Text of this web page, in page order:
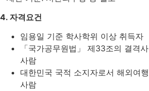
4. 자격요건
임용일 기준 학사학위 이상 취득자
「국가공무원법」 제33조의 결격
사람
대한민국 국적 소지자로서 해외여
사람